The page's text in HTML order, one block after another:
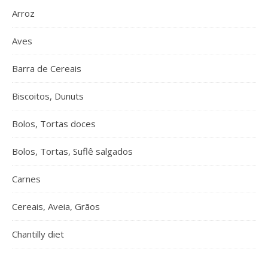
Arroz
Aves
Barra de Cereais
Biscoitos, Dunuts
Bolos, Tortas doces
Bolos, Tortas, Suflê salgados
Carnes
Cereais, Aveia, Grãos
Chantilly diet